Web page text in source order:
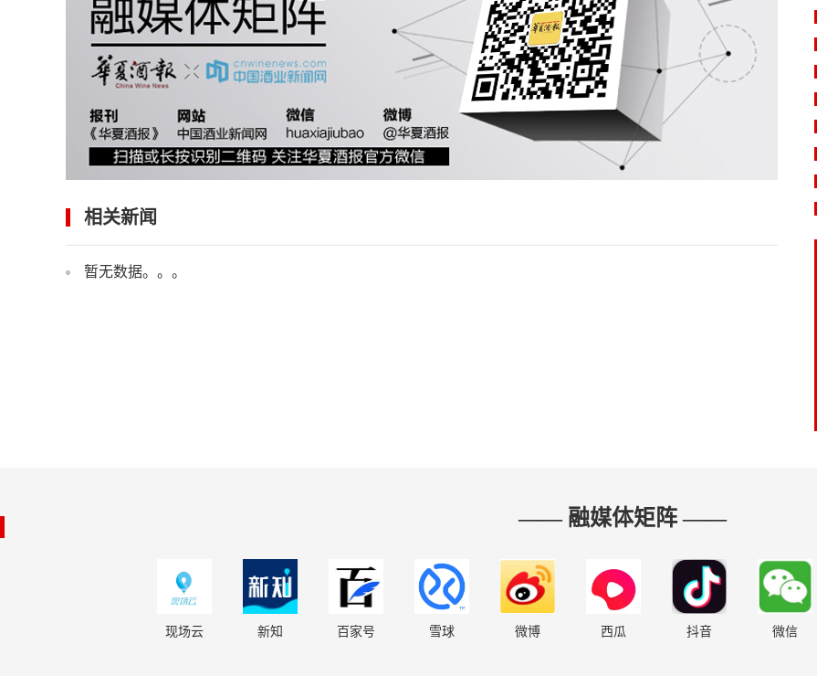
相关新闻
暂无数据。。。
—— 融媒体矩阵 ——
现场云 新知 百家号 雪球 微博 西瓜 抖音 微信